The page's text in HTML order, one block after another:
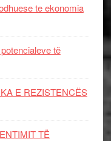
te ekonomia
të
E REZISTENCЁS
TË